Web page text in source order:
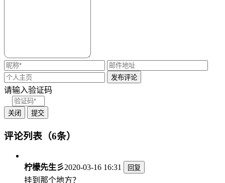
请输入验证码
关闭 提交
评论列表（6条）
柠檬先生彡2020-03-16 16:31 回复
挂到那个地方？